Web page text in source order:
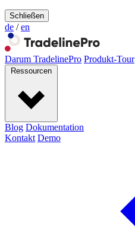
Schließen
de / en
Darum TradelinePro Produkt-Tour
Ressourcen
Blog Dokumentation
Kontakt Demo